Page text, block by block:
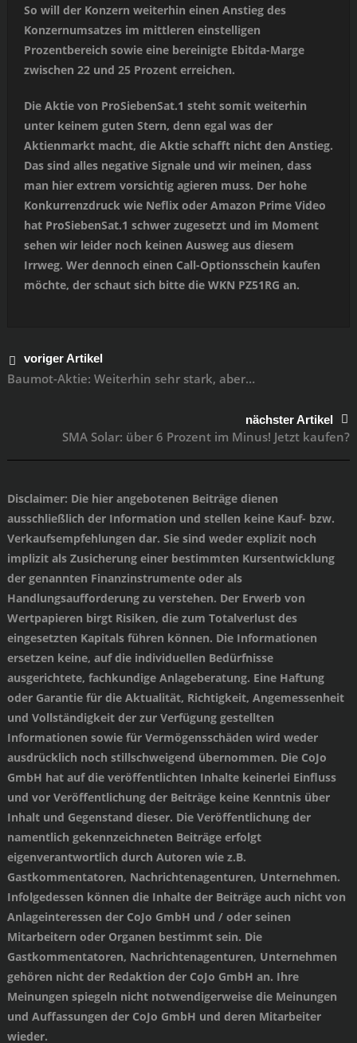
So will der Konzern weiterhin einen Anstieg des
Konzernumsatzes im mittleren einstelligen
Prozentbereich sowie eine bereinigte Ebitda-Marge
zwischen 22 und 25 Prozent erreichen.
Die Aktie von ProSiebenSat.1 steht somit weiterhin
unter keinem guten Stern, denn egal was der
Aktienmarkt macht, die Aktie schafft nicht den Anstieg.
Das sind alles negative Signale und wir meinen, dass
man hier extrem vorsichtig agieren muss. Der hohe
Konkurrenzdruck wie Neflix oder Amazon Prime Video
hat ProSiebenSat.1 schwer zugesetzt und im Moment
sehen wir leider noch keinen Ausweg aus diesem
Irrweg. Wer dennoch einen Call-Optionsschein kaufen
möchte, der schaut sich bitte die WKN PZ51RG an.
voriger Artikel
Baumot-Aktie: Weiterhin sehr stark, aber…
nächster Artikel
SMA Solar: über 6 Prozent im Minus! Jetzt kaufen?
Disclaimer: Die hier angebotenen Beiträge dienen
ausschließlich der Information und stellen keine Kauf- bzw.
Verkaufsempfehlungen dar. Sie sind weder explizit noch
implizit als Zusicherung einer bestimmten Kursentwicklung
der genannten Finanzinstrumente oder als
Handlungsaufforderung zu verstehen. Der Erwerb von
Wertpapieren birgt Risiken, die zum Totalverlust des
eingesetzten Kapitals führen können. Die Informationen
ersetzen keine, auf die individuellen Bedürfnisse
ausgerichtete, fachkundige Anlageberatung. Eine Haftung
oder Garantie für die Aktualität, Richtigkeit, Angemessenheit
und Vollständigkeit der zur Verfügung gestellten
Informationen sowie für Vermögensschäden wird weder
ausdrücklich noch stillschweigend übernommen. Die CoJo
GmbH hat auf die veröffentlichten Inhalte keinerlei Einfluss
und vor Veröffentlichung der Beiträge keine Kenntnis über
Inhalt und Gegenstand dieser. Die Veröffentlichung der
namentlich gekennzeichneten Beiträge erfolgt
eigenverantwortlich durch Autoren wie z.B.
Gastkommentatoren, Nachrichtenagenturen, Unternehmen.
Infolgedessen können die Inhalte der Beiträge auch nicht von
Anlageinteressen der CoJo GmbH und / oder seinen
Mitarbeitern oder Organen bestimmt sein. Die
Gastkommentatoren, Nachrichtenagenturen, Unternehmen
gehören nicht der Redaktion der CoJo GmbH an. Ihre
Meinungen spiegeln nicht notwendigerweise die Meinungen
und Auffassungen der CoJo GmbH und deren Mitarbeiter
wieder.